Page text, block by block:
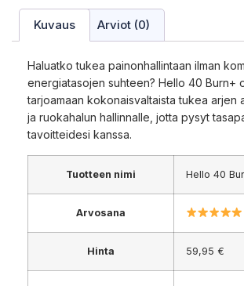
Kuvaus Arviot (0)
Haluatko tukea painonhallintaan ilman
energiatasojen suhteen? Hello 40 Burn+
tarjoamaan kokonaisvaltaista tukea arjen
ja ruokahalun hallinnalle, jotta pysyt
tavoitteidesi kanssa.
Tuotteen nimi Hello 40
Arvosana
Hinta 59,95 €